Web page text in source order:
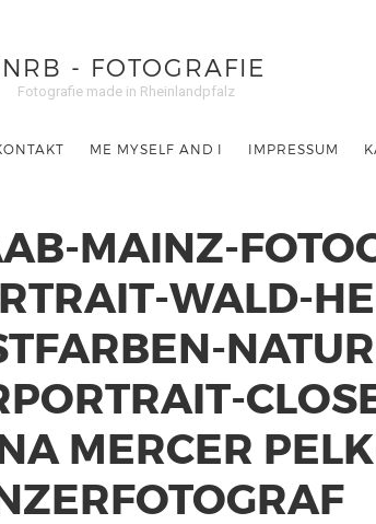
- FOTOGRAFIE
Fotografie made in Rheinlandpfalz
ME MYSELF AND I IMPRESSUM
MAINZ-
WALD-
MERCER